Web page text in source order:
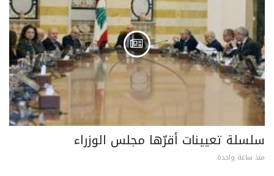
سلسلة تعيينات أقرّها مجلس الوزراء
منذ ساعة واحدة